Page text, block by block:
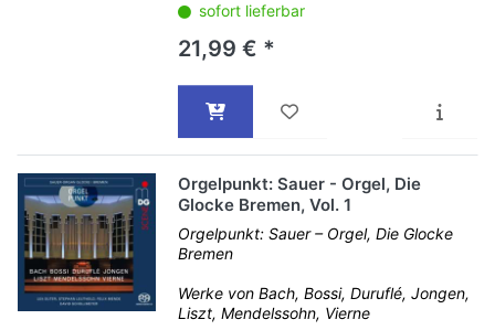
sofort lieferbar
21,99 € *
Orgelpunkt: Sauer - Orgel, Die
Glocke Bremen, Vol. 1
Orgelpunkt: Sauer – Orgel, Die Glocke
Bremen
Werke von Bach, Bossi, Duruflé, Jongen,
Liszt, Mendelssohn, Vierne